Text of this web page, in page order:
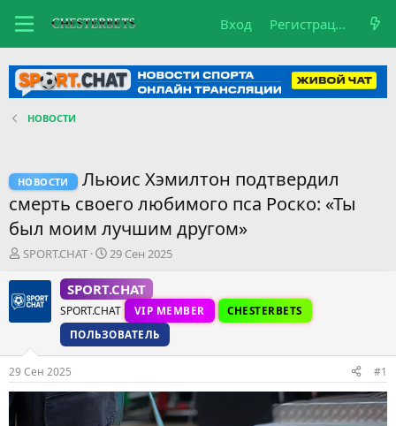
Вход Регистрация
НОВОСТИ
НОВОСТИ
Льюис Хэмилтон подтвердил
смерть своего любимого пса Роско: «Ты
был моим лучшим другом»
А
т
о
е
м
ы
SPORT.CHAT
Д
т
а
н
а
ч
л
а
29 Сен 2025
SPORT.CHAT
SPORT.CHAT VIP MEMBER
CHESTERBETS
ПОЛЬЗОВАТЕЛЬ
29 Сен 2025 #1